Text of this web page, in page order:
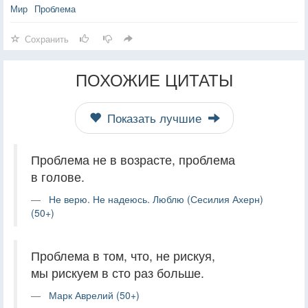
Мир Проблема
Сохранить
ПОХОЖИЕ ЦИТАТЫ
Показать лучшие
Проблема не в возрасте, проблема
в голове.
Не верю. Не надеюсь. Люблю (Сесилия Ахерн)
(50+)
Проблема в том, что, не рискуя,
мы рискуем в сто раз больше.
Марк Аврелий (50+)